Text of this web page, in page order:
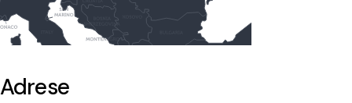
Adrese